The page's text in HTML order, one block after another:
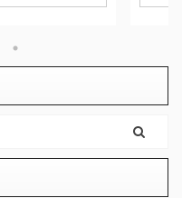
すよ～ 本日の
加ポールでは
ント・ター
長180cm） こ
立てるときと
な角度からの
ラリ
か値